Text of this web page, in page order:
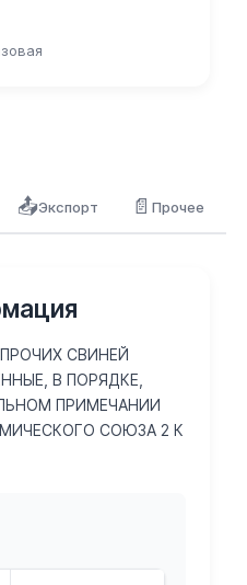
📤Экспорт 📄Прочее
СВИНЕЙ
В ПОРЯДКЕ,
ПРИМЕЧАНИИ
СОЮЗА 2 К